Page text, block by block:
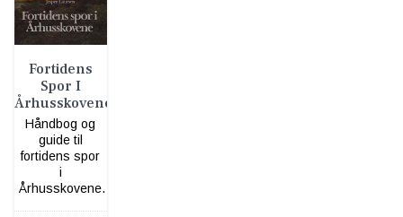
Fortidens
Spor I
Århusskovene
Håndbog og
guide til
fortidens spor
i
Århusskovene.